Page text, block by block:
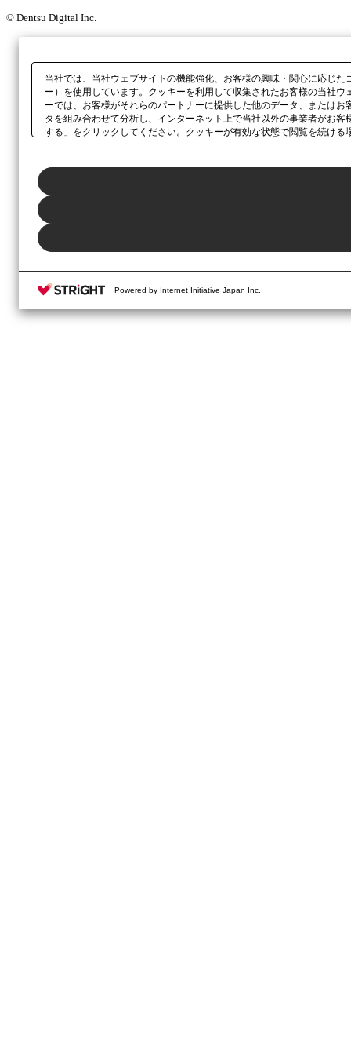
© Dentsu Digital Inc.
当社では、当社ウェブサイトの機能強化、お客様の興味・関心に応じ
ー）を使用しています。クッキーを利用して収集されたお客様の当社
ーでは、お客様がそれらのパートナーに提供した他のデータ、または
タを組み合わせて分析し、インターネット上で当社以外の事業者がお
する」をクリックしてください。クッキーが有効な状態で閲覧を続け
Powered by Internet Initiative Japan Inc.